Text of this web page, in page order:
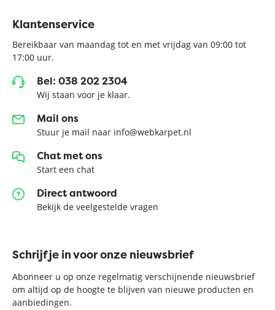
Klantenservice
Bereikbaar van maandag tot en met vrijdag van 09:00 tot
17:00 uur.
Bel: 038 202 2304
Wij staan voor je klaar.
Mail ons
Stuur je mail naar info@webkarpet.nl
Chat met ons
Start een chat
Direct antwoord
Bekijk de veelgestelde vragen
Schrijf je in voor onze nieuwsbrief
Abonneer u op onze regelmatig verschijnende nieuwsbrief
om altijd op de hoogte te blijven van nieuwe producten en
aanbiedingen.